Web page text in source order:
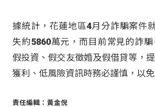
據統計，花蓮地區4月分詐騙案件
失約5860萬元，而目前常見的詐騙
假投資、假交友徵婚及假借貸等，
獲利、低風險資訊時務必謹慎，以免
責任編輯：黃金倪